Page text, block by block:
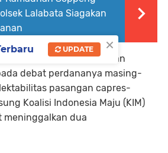
Lalabata Siagakan
Subianto dan Gibran
debat perdananya masing-
pasangan capres-
Koalisi Indonesia Maju (KIM)
meninggalkan dua
×
UPDATE